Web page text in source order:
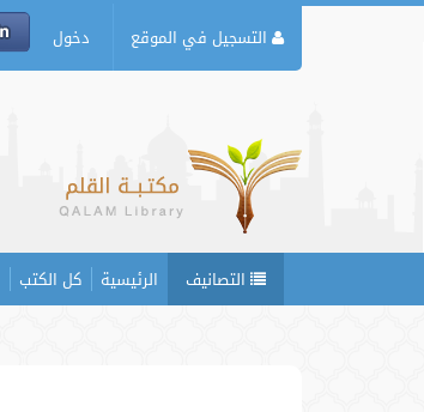
التسجيل في الموقع دخول
التصانيف الرئيسية كل الكتب